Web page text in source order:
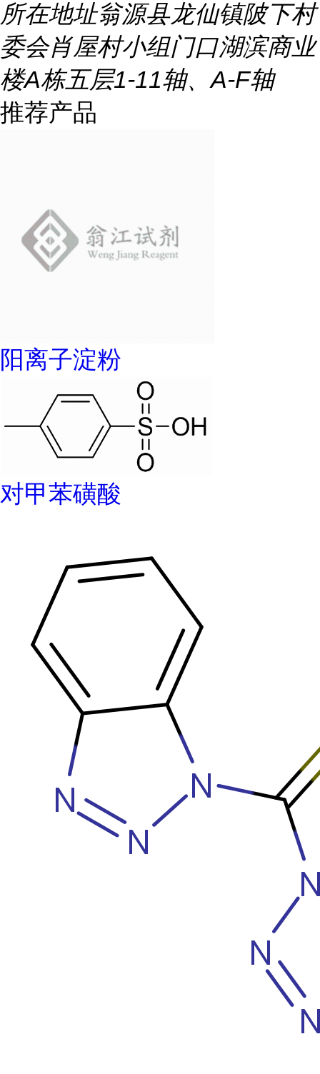
所在地址翁源县龙仙镇陂下村
委会肖屋村小组门口湖滨商业
楼A栋五层1-11轴、A-F轴
推荐产品
阳离子淀粉
对甲苯磺酸